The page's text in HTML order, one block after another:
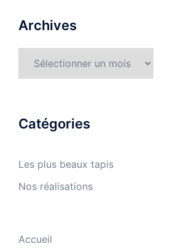
Archives
Catégories
Les plus beaux tapis
Nos réalisations
Accueil